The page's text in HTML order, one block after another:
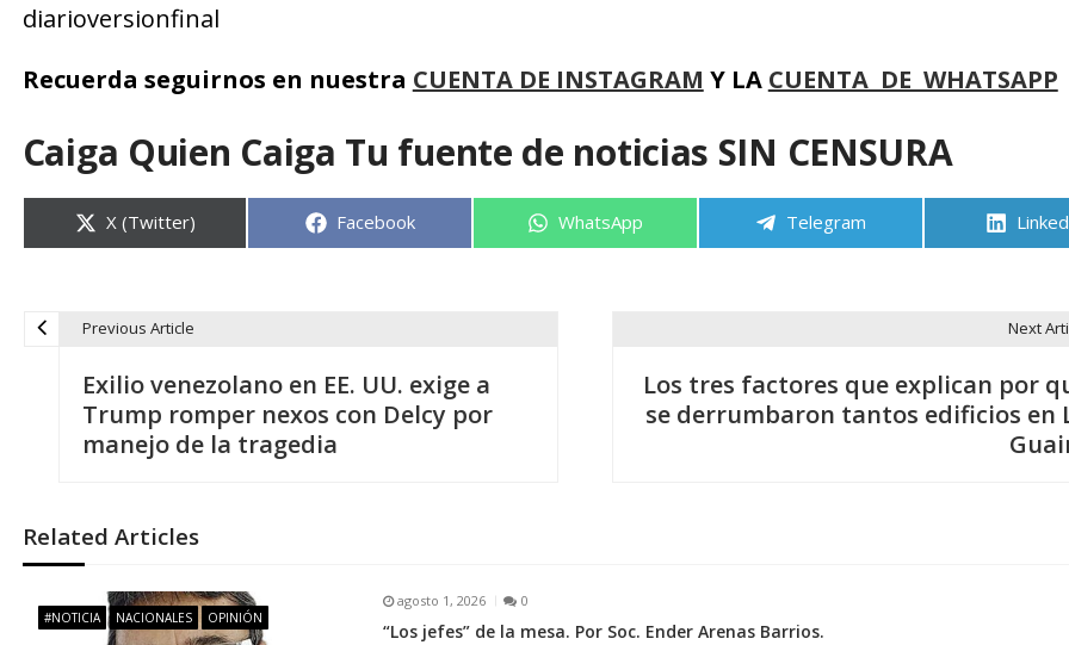
diarioversionfinal
Recuerda seguirnos en nuestra CUENTA DE INSTAGRAM Y LA CUENTA DE WHATSAPP
Caiga Quien Caiga Tu fuente de noticias SIN CENSURA
Compartir
en
X (Twitter) Compartir
Facebook Compartir
WhatsApp Compartir
Telegram
e
g
Previous Article
Exilio venezolano en EE. UU. exige a
Trump romper nexos con Delcy por
manejo de la tragedia
Next
Los tres factores que explican por
se derrumbaron tantos edificios en
Related Articles
#NOTICIA NACIONALES OPINIÓN
agosto 1, 2026 0
“Los jefes” de la mesa. Por Soc. Ender Arenas Barrios.